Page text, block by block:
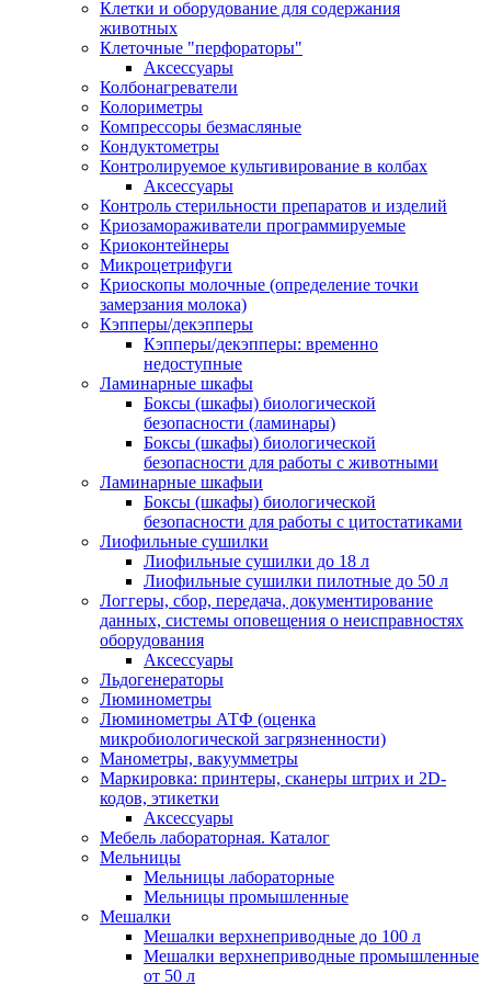
Клетки и оборудование для содержания
животных
Клеточные "перфораторы"
Аксессуары
Колбонагреватели
Колориметры
Компрессоры безмасляные
Кондуктометры
Контролируемое культивирование в колбах
Аксессуары
Контроль стерильности препаратов и изделий
Криозамораживатели программируемые
Криоконтейнеры
Микроцетрифуги
Криоскопы молочные (определение точки
замерзания молока)
Кэпперы/декэпперы
Кэпперы/декэпперы: временно
недоступные
Ламинарные шкафы
Боксы (шкафы) биологической
безопасности (ламинары)
Боксы (шкафы) биологической
безопасности для работы с животными
Ламинарные шкафыи
Боксы (шкафы) биологической
безопасности для работы с цитостатиками
Лиофильные сушилки
Лиофильные сушилки до 18 л
Лиофильные сушилки пилотные до 50 л
Логгеры, сбор, передача, документирование
данных, системы оповещения о неисправностях
оборудования
Аксессуары
Льдогенераторы
Люминометры
Люминометры АТФ (оценка
микробиологической загрязненности)
Манометры, вакуумметры
Маркировка: принтеры, сканеры штрих и 2D-
кодов, этикетки
Аксессуары
Мебель лабораторная. Каталог
Мельницы
Мельницы лабораторные
Мельницы промышленные
Мешалки
Мешалки верхнеприводные до 100 л
Мешалки верхнеприводные промышленные
от 50 л